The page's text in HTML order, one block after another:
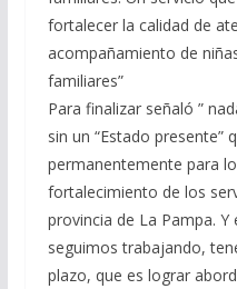
fortalecer la calidad de
acompañamiento de
familiares”
Para finalizar señaló ”
sin un “Estado presente”
permanentemente para
fortalecimiento de los
provincia de La Pampa.
seguimos trabajando,
plazo, que es lograr